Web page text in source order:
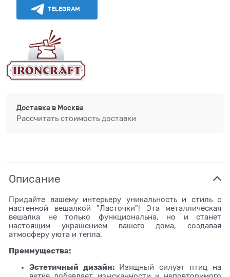
TELEGRAM
Доставка в Москва
Рассчитать стоимость доставки
Описание
Придайте вашему интерьеру уникальность и стиль с
настенной вешалкой "Ласточки"! Эта металлическая
вешалка не только функциональна, но и станет
настоящим украшением вашего дома, создавая
атмосферу уюта и тепла.
Преимущества:
Эстетичный дизайн:Изящный силуэт птиц на